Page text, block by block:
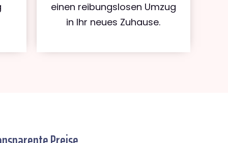
einen reibungslosen Umzug
in Ihr neues Zuhause.